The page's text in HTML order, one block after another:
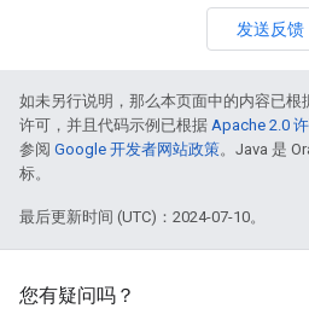
发送反馈
如未另行说明，那么本页面中的内容已根
许可，并且代码示例已根据 Apache 2.0
参阅 Google 开发者网站政策。Java 是
标。
最后更新时间 (UTC)：2024-07-10。
您有疑问吗？